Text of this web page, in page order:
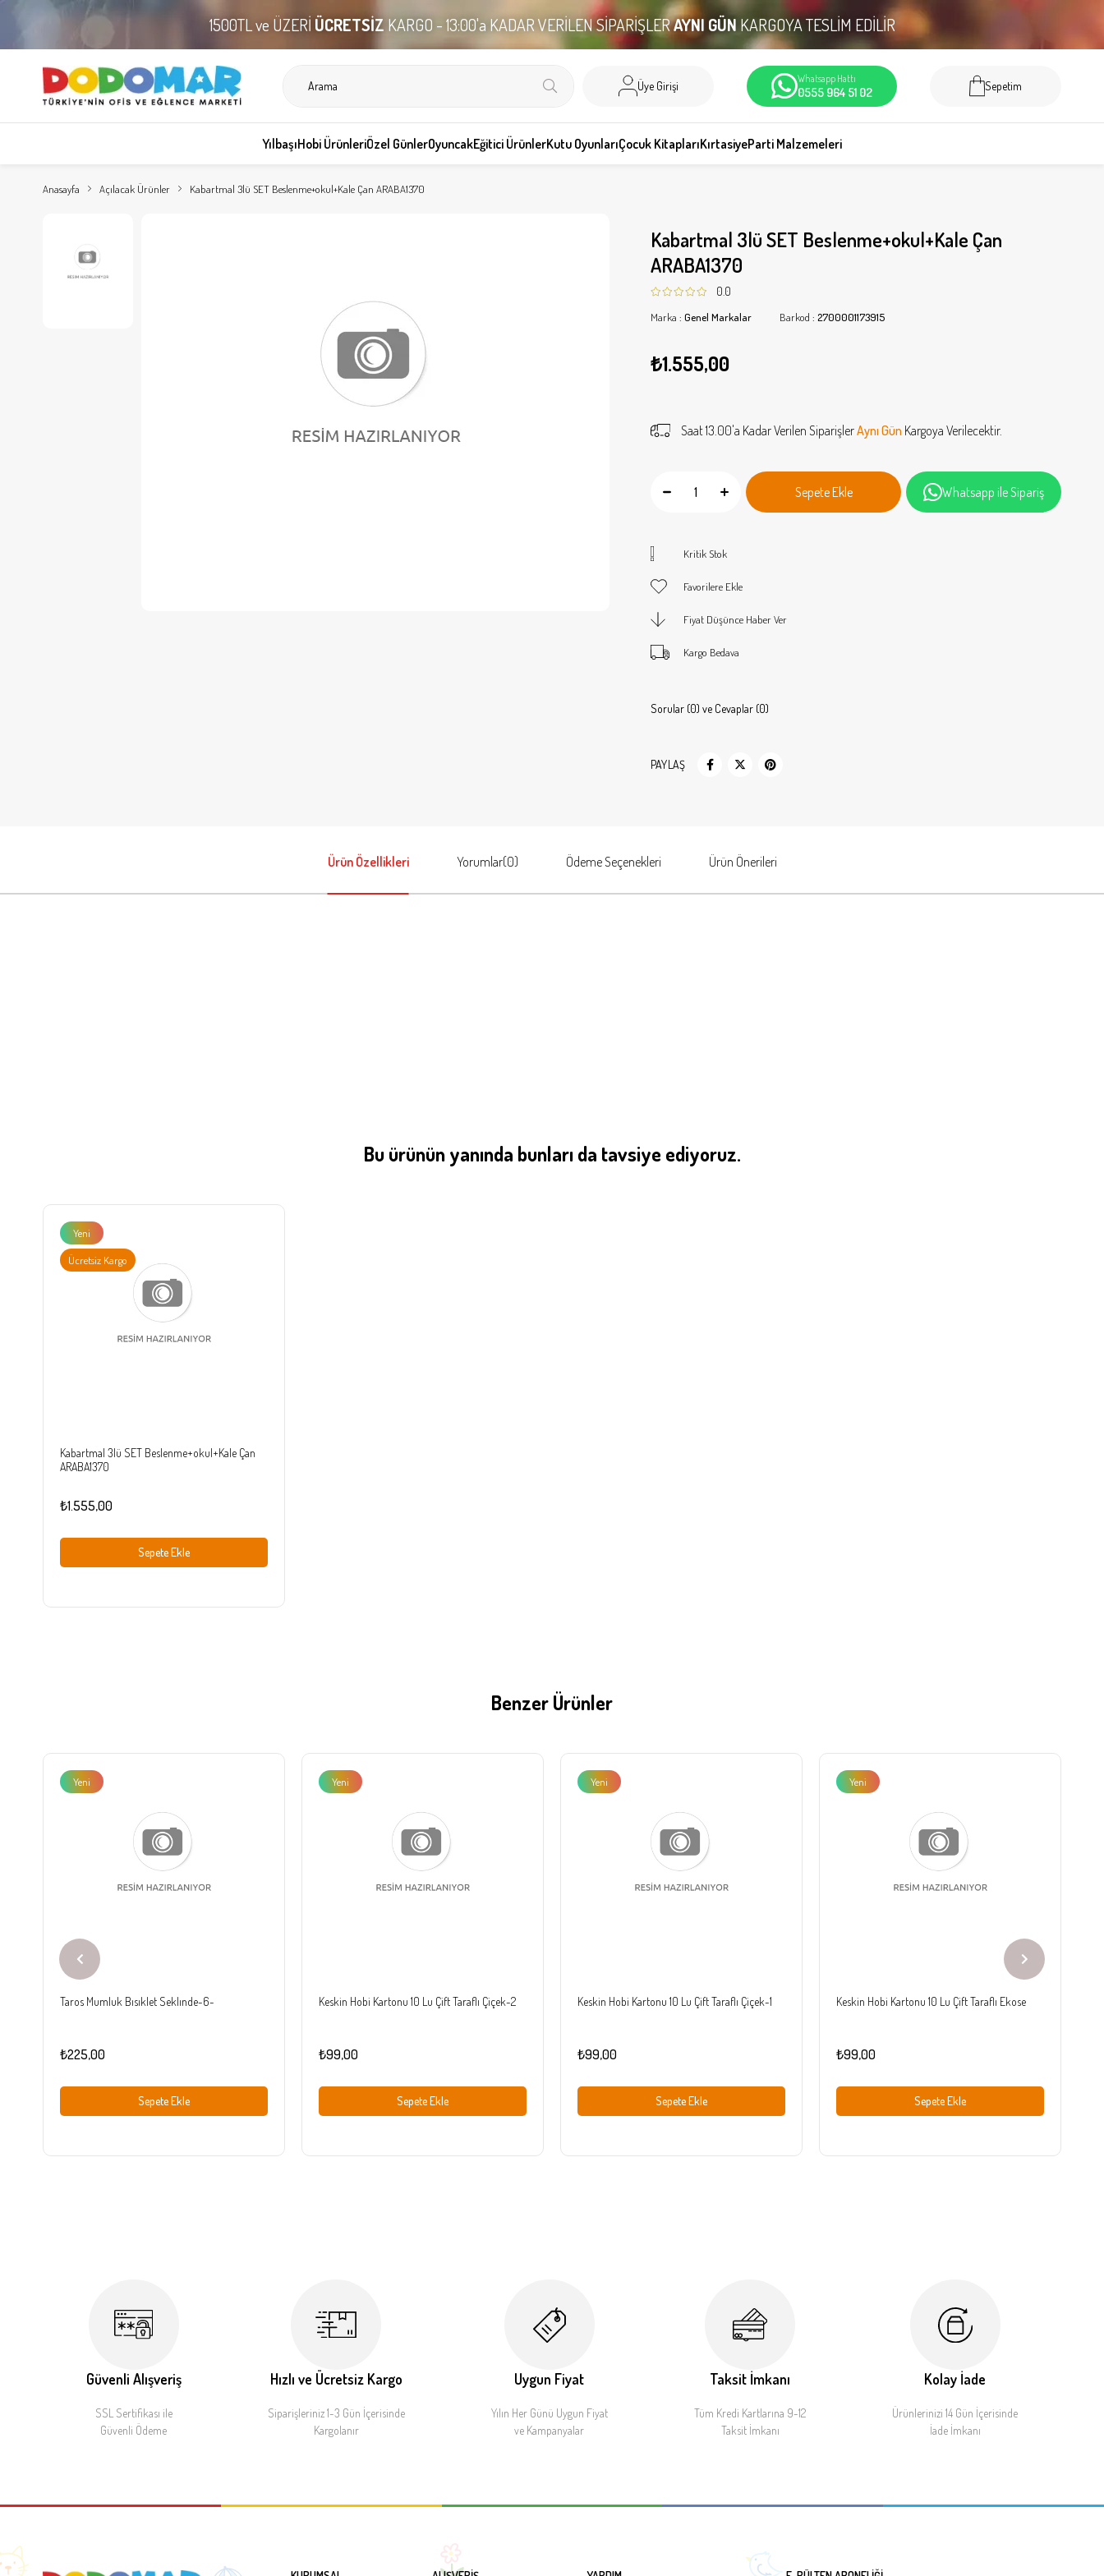
1500TL ve ÜZERİ ÜCRETSİZ KARGO - 13:00'a KADAR VERİLEN SİPARİŞLERAYNI GÜN KARGOYA TESLİM EDİLİR
Üye Girişi
Whatsapp Hattı
0555 964 51 02 Sepetim
YılbaşıHobi ÜrünleriÖzel GünlerOyuncakEğitici ÜrünlerKutu OyunlarıÇocuk KitaplarıKırtasiyeParti Malzemeleri
Anasayfa Açılacak Ürünler Kabartmal 3lü SET Beslenme+okul+Kale Çan ARABA1370
Kabartmal 3lü SET Beslenme+okul+Kale Çan
ARABA1370
0.0
Marka : Genel Markalar Barkod : 2700001173915
₺1.555,00
Saat 13.00'a Kadar Verilen SiparişlerAynı Gün Kargoya Verilecektir.
Whatsapp ile Sipariş
Kritik Stok
Favorilere Ekle
Fiyat Düşünce Haber Ver
Kargo Bedava
Sorular (0) ve Cevaplar (0)
PAYLAŞ
Ürün Özellikleri Yorumlar(0) Ödeme Seçenekleri Ürün Önerileri
Bu ürünün yanında bunları da tavsiye ediyoruz.
Kabartmal 3lü SET Beslenme+okul+Kale Çan
ARABA1370
₺1.555,00
Sepete Ekle
Yeni
Ürün
Ücretsiz Kargo
Benzer Ürünler
Taros Mumluk Bısıklet Seklınde-6-
₺225,00
Sepete Ekle
Yeni
Keskin Hobi Kartonu 10 Lu Çift Taraflı Çiçek-2
₺99,00
Sepete Ekle
Yeni
Keskin Hobi Kartonu 10 Lu Çift Taraflı Çiçek-1
₺99,00
Sepete Ekle
Yeni
Keskin Hobi Kartonu 10 Lu Çift Taraflı Ekose
₺99,00
Sepete Ekle
Yeni
Güvenli Alışveriş
SSL Sertifikası ile
Güvenli Ödeme
Hızlı ve Ücretsiz Kargo
Siparişleriniz 1-3 Gün İçerisinde
Kargolanır
Uygun Fiyat
Yılın Her Günü Uygun Fiyat
ve Kampanyalar
Taksit İmkanı
Tüm Kredi Kartlarına 9-12
Taksit İmkanı
Kolay İade
Ürünlerinizi 14 Gün İçerisinde
İade İmkanı